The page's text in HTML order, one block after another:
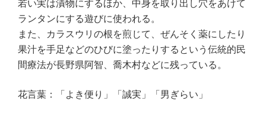
若い実は漬物にするほか、中身を取り出し穴をあけて
ランタンにする遊びに使われる。
また、カラスウリの根を煎じて、ぜんそく薬にしたり
果汁を手足などのひびに塗ったりするという伝統的民
間療法が長野県阿智、喬木村などに残っている。
花言葉：「よき便り」「誠実」「男ぎらい」